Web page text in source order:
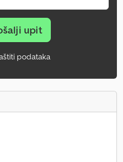
upit
podataka